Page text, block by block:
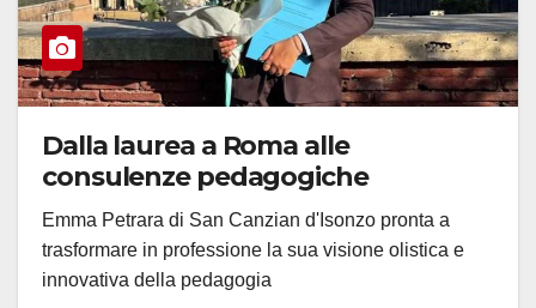
Dalla laurea a Roma alle
consulenze pedagogiche
Emma Petrara di San Canzian d'Isonzo pronta a
trasformare in professione la sua visione olistica e
innovativa della pedagogia